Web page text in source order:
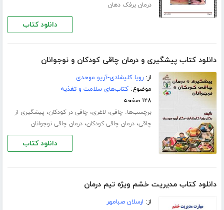
درمان برفک دهان
دانلود کتاب
دانلود کتاب پیشگیری و درمان چاقی کودکان و نوجوانان
از:رویا کلیشادی-آریو موحدی
موضوع:کتاب‌های سلامت و تغذیه
۱۲۸ صفحه
برچسب‌ها: چاقی، لاغری، چاقی در کودکان، پیشگیری از
چاقی،درمان چاقی کودکان،درمان چاقی نوجوانان
دانلود کتاب
دانلود کتاب مدیریت خشم ویژه تیم درمان
از: ارسلان صبامهر